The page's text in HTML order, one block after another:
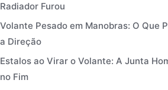
Radiador Furou
Volante Pesado em Manobras: O Que
a Direção
Estalos ao Virar o Volante: A Junta
no Fim